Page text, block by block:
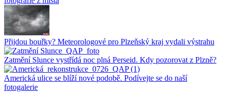
Přijdou bouřky? Meteorologové pro Plzeňský kraj vydali výstrahu
Zatmění Slunce vystřídá noc plná Perseid. Kdy pozorovat z Plzně?
Americká ulice se blíží nové podobě. Podívejte se do naší
fotogalerie